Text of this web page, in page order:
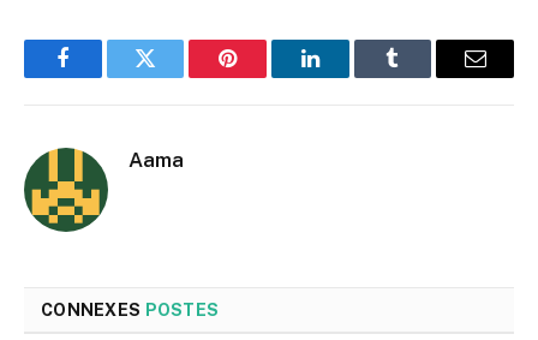
FacebookTwitter Pinterest LinkedInTumblr
E-
Aama
CONNEXES POSTES